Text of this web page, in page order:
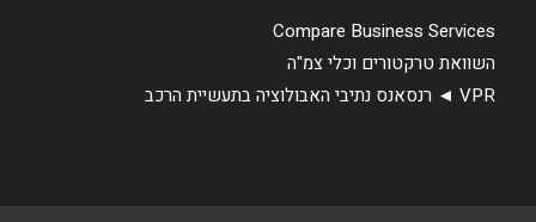
Compare Business Services
השוואת טרקטורים וכלי צמ"ה
VPR ◄ רנסאנס נתיבי האבולוציה בתעשיית הרכב